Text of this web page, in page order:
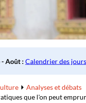
Analyses et débats
que l'on peut